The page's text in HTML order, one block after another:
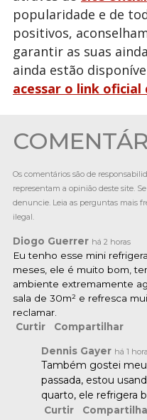
popularidade e de
positivos,
garantir as suas
ainda estão
acessar o link oficial
Os comentários são de
representam a opinião deste site.
denuncie. Leia as perguntas mais
ilegal.
Diogo Guerrer há 2 horas
Eu tenho esse mini
meses, ele é muito bom,
ambiente extremamente
sala de 30m² e refresca
reclamar.
Curtir
Compartilhar
Dennis Gayer há 1 hora
Também gostei
passada, estou
quarto, ele refrigera
Curtir